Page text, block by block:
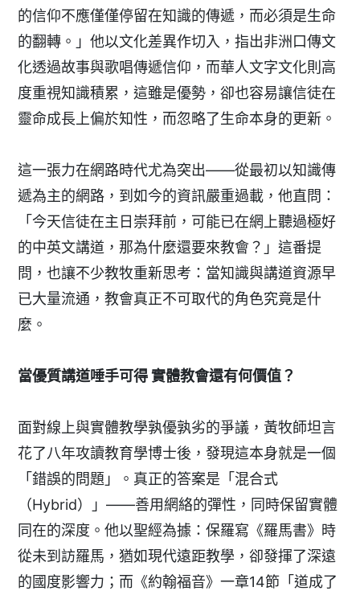
的信仰不應僅僅停留在知識的傳遞，而必須是生命
的翻轉。」他以文化差異作切入，指出非洲口傳文
化透過故事與歌唱傳遞信仰，而華人文字文化則高
度重視知識積累，這雖是優勢，卻也容易讓信徒在
靈命成長上偏於知性，而忽略了生命本身的更新。
這一張力在網路時代尤為突出——從最初以知識傳
遞為主的網路，到如今的資訊嚴重過載，他直問：
「今天信徒在主日崇拜前，可能已在網上聽過極好
的中英文講道，那為什麼還要來教會？」這番提
問，也讓不少教牧重新思考：當知識與講道資源早
已大量流通，教會真正不可取代的角色究竟是什
麼。
當優質講道唾手可得實體教會還有何價值？
面對線上與實體教學孰優孰劣的爭議，黃牧師坦言
花了八年攻讀教育學博士後，發現這本身就是一個
「錯誤的問題」。真正的答案是「混合式
（Hybrid）」——善用網絡的彈性，同時保留實體
同在的深度。他以聖經為據：保羅寫《羅馬書》時
從未到訪羅馬，猶如現代遠距教學，卻發揮了深遠
的國度影響力；而《約翰福音》一章14節「道成了